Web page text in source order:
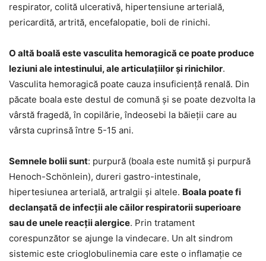
respirator, colită ulcerativă, hipertensiune arterială,
pericardită, artrită, encefalopatie, boli de rinichi.
O altă boală este vasculita hemoragică ce poate produce
leziuni ale intestinului, ale articulațiilor și rinichilor.
Vasculita hemoragică poate cauza insuficiență renală. Din
păcate boala este destul de comună și se poate dezvolta la
vârstă fragedă, în copilărie, îndeosebi la băieții care au
vârsta cuprinsă între 5-15 ani.
Semnele bolii sunt: purpură (boala este numită și purpură
Henoch-Schönlein), dureri gastro-intestinale,
hipertesiunea arterială, artralgii și altele. Boala poate fi
declanșată de infecții ale căilor respiratorii superioare
sau de unele reacții alergice. Prin tratament
corespunzător se ajunge la vindecare. Un alt sindrom
sistemic este crioglobulinemia care este o inflamație ce